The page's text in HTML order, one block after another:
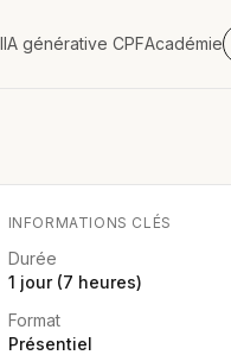
IA générative CPFAcadémie
INFORMATIONS CLÉS
Durée
1 jour (7 heures)
Format
Présentiel